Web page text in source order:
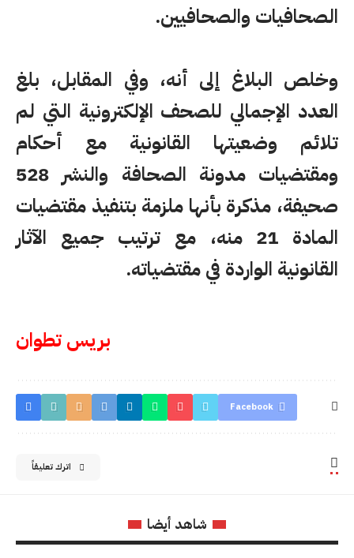
الصحافيات والصحافيين.
وخلص البلاغ إلى أنه، وفي المقابل، بلغ
العدد الإجمالي للصحف الإلكترونية التي لم
تلائم وضعيتها القانونية مع أحكام
ومقتضيات مدونة الصحافة والنشر 528
صحيفة، مذكرة بأنها ملزمة بتنفيذ مقتضيات
المادة 21 منه، مع ترتيب جميع الآثار
القانونية الواردة في مقتضياته.
بريس تطوان
Facebook
اترك تعليقاً
شاهد أيضا